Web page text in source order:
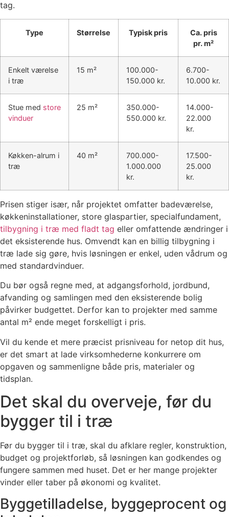
tag.
Type Størrelse Typisk pris
Ca. pris
pr. m²
Enkelt værelse
i træ
15 m²
100.000-
150.000 kr.
6.700-
10.000 kr.
Stue med store
vinduer
25 m²
350.000-
550.000 kr.
14.000-
22.000
kr.
Køkken-alrum i
træ
40 m²
700.000-
1.000.000
kr.
17.500-
25.000
kr.
Prisen stiger især, når projektet omfatter badeværelse,
køkkeninstallationer, store glaspartier, specialfundament,
tilbygning i træ med fladt tag eller omfattende ændringer i
det eksisterende hus. Omvendt kan en billig tilbygning i
træ lade sig gøre, hvis løsningen er enkel, uden vådrum og
med standardvinduer.
Du bør også regne med, at adgangsforhold, jordbund,
afvanding og samlingen med den eksisterende bolig
påvirker budgettet. Derfor kan to projekter med samme
antal m² ende meget forskelligt i pris.
Vil du kende et mere præcist prisniveau for netop dit hus,
er det smart at lade virksomhederne konkurrere om
opgaven og sammenligne både pris, materialer og
tidsplan.
Det skal du overveje, før du
bygger til i træ
Før du bygger til i træ, skal du afklare regler, konstruktion,
budget og projektforløb, så løsningen kan godkendes og
fungere sammen med huset. Det er her mange projekter
vinder eller taber på økonomi og kvalitet.
Byggetilladelse, byggeprocent og